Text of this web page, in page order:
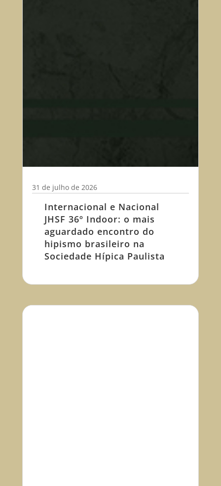
Internacional e Nacional
JHSF 36º Indoor: o mais
aguardado encontro do
hipismo brasileiro na
Sociedade Hípica Paulista
31 de julho de 2026